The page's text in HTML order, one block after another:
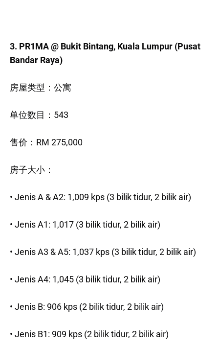
3. PR1MA @ Bukit Bintang, Kuala Lumpur (Pusat
Bandar Raya)
房屋类型：公寓
单位数目：543
售价：RM 275,000
房子大小：
• Jenis A & A2: 1,009 kps (3 bilik tidur, 2 bilik air)
• Jenis A1: 1,017 (3 bilik tidur, 2 bilik air)
• Jenis A3 & A5: 1,037 kps (3 bilik tidur, 2 bilik air)
• Jenis A4: 1,045 (3 bilik tidur, 2 bilik air)
• Jenis B: 906 kps (2 bilik tidur, 2 bilik air)
• Jenis B1: 909 kps (2 bilik tidur, 2 bilik air)